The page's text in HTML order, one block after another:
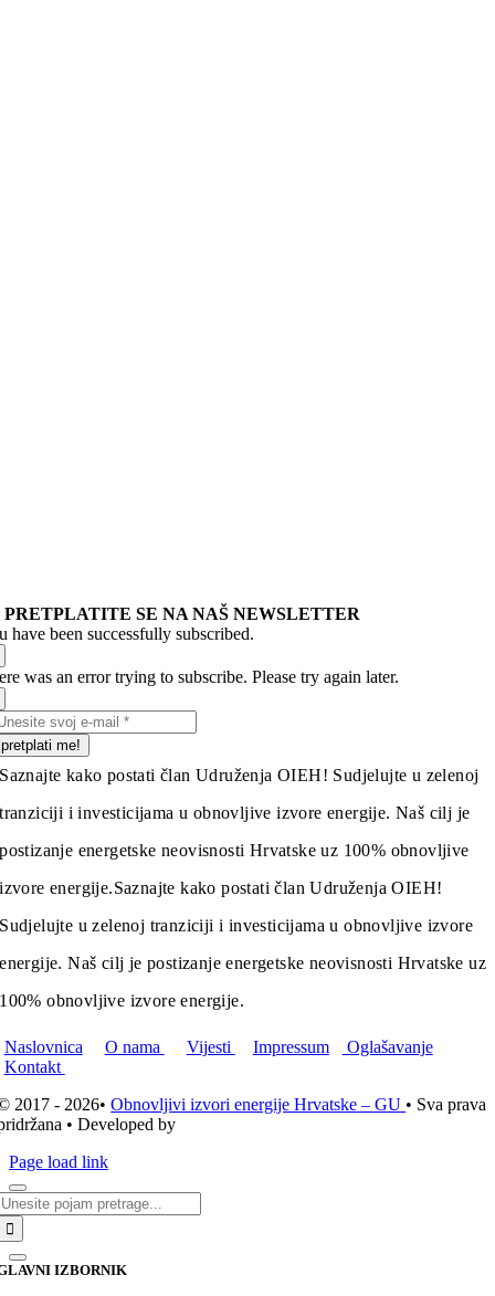
PRETPLATITE SE NA NAŠ NEWSLETTER
have been successfully subscribed.
was an error trying to subscribe. Please try again later.
pretplati me!
Saznajte kako postati član Udruženja OIEH! Sudjelujte u zelenoj
tranziciji i investicijama u obnovljive izvore energije. Naš cilj je
postizanje energetske neovisnosti Hrvatske uz 100% obnovljive
izvore energije.Saznajte kako postati član Udruženja OIEH!
Sudjelujte u zelenoj tranziciji i investicijama u obnovljive izvore
energije. Naš cilj je postizanje energetske neovisnosti Hrvatske uz
100% obnovljive izvore energije.
Naslovnica O nama Vijesti Impressum
Oglašavanje
Kontakt
2017 - 2026•Obnovljivi izvori energije Hrvatske – GU • Sva prava
• Developed by
Page load link
IZBORNIK